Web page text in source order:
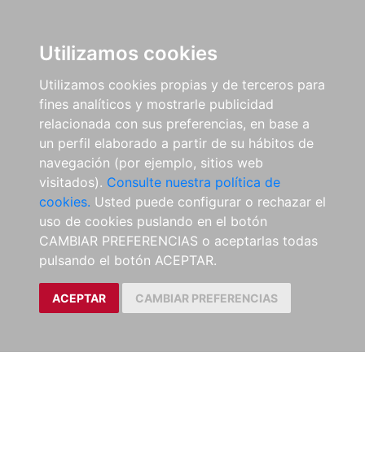
Utilizamos cookies
Utilizamos cookies propias y de terceros para
fines analíticos y mostrarle publicidad
relacionada con sus preferencias, en base a
un perfil elaborado a partir de su hábitos de
navegación (por ejemplo, sitios web
visitados). Consulte nuestra política de
cookies. Usted puede configurar o rechazar el
uso de cookies puslando en el botón
CAMBIAR PREFERENCIAS o aceptarlas todas
pulsando el botón ACEPTAR.
ACEPTAR CAMBIAR PREFERENCIAS